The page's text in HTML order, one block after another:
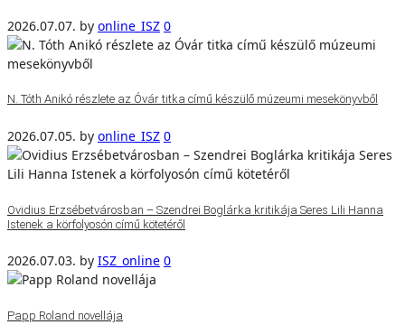
2026.07.07. by online_ISZ 0
N. Tóth Anikó részlete az Óvár titka című készülő múzeumi mesekönyvből
2026.07.05. by online_ISZ 0
Ovidius Erzsébetvárosban – Szendrei Boglárka kritikája Seres Lili Hanna
Istenek a körfolyosón című kötetéről
2026.07.03. by ISZ_online 0
Papp Roland novellája